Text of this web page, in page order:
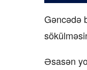
Gəncədə
Əsasən